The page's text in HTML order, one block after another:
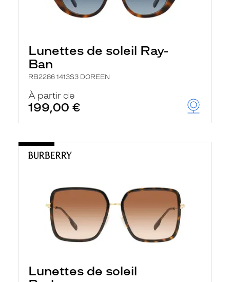
Lunettes de soleil Ray-
Ban
RB2286 1413S3 DOREEN
À partir de
199,00 €
Lunettes de soleil